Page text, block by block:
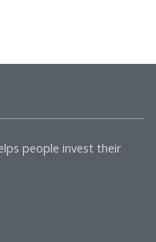
people invest their